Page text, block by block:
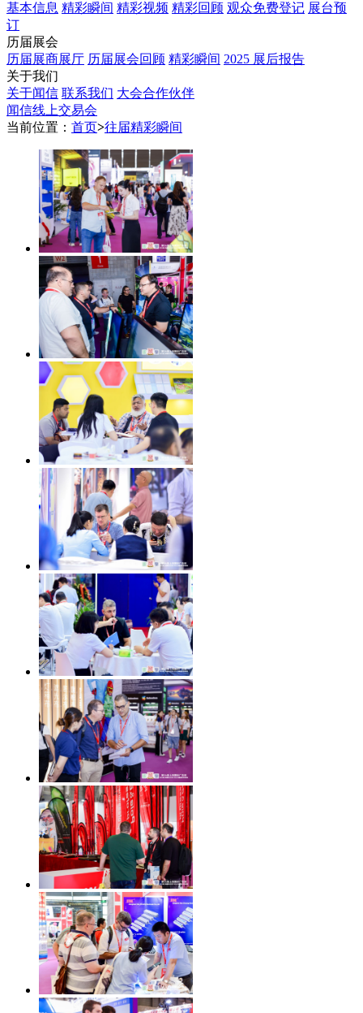
基本信息 精彩瞬间 精彩视频 精彩回顾 观众免费登记 展台预
订
历届展会
历届展商展厅 历届展会回顾 精彩瞬间 2025 展后报告
关于我们
关于闻信 联系我们 大会合作伙伴
闻信线上交易会
当前位置： 首页>往届精彩瞬间